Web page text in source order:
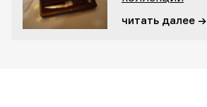
читать далее →